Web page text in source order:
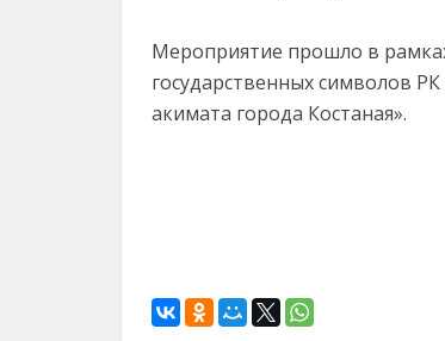
Мероприятие прошло в
государственных символов
акимата города Костаная».